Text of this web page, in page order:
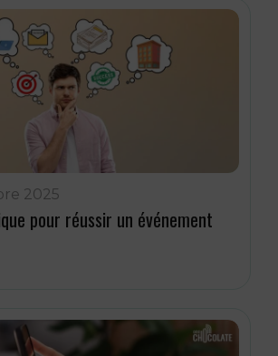
2025
pour réussir un événement